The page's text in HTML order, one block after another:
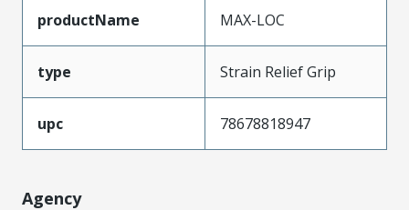
productName MAX-LOC
type Strain Relief Grip
upc 78678818947
Agency